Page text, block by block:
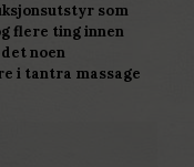
som
flere ting innen
noen
i tantra massage